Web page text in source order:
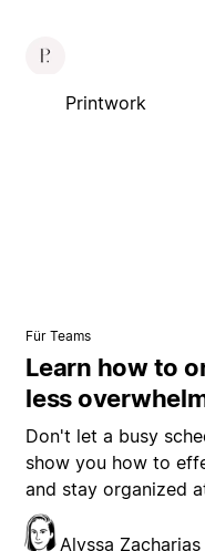
Printwork
Für Teams
Learn how to
less
Don't let a busy
show you how to
and stay organized
Alyssa Zacharias